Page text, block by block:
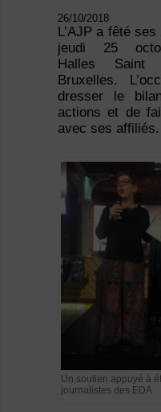
26/10/2018
L’AJP a fêté
jeudi 25
Halles
Bruxelles.
dresser le
actions et de
avec ses affiliés.
Un soutien appuyé à
journalistes des EDA